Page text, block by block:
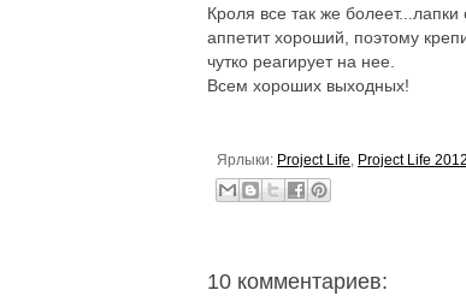
Кроля все так же
аппетит хороший, поэтому
чутко реагирует на нее.
Всем хороших выходных!
Ярлыки: Project Life Project Life 2012
10 комментариев: